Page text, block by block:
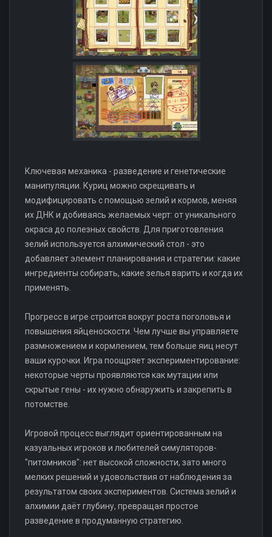
Ключевая механика - разведение и генетические
манипуляции. Куриц можно скрещивать и
модифицировать с помощью зелий и кормов, меняя
их ДНК и добиваясь желаемых черт: от уникального
окраса до полезных свойств. Для приготовления
зелий используется алхимический стол - это
добавляет элемент планирования и стратегии: какие
ингредиенты собирать, какие зелья варить и когда их
применять.
Прогресс в игре строится вокруг роста поголовья и
повышения яйценоскости. Чем лучше вы управляете
размножением и кормлением, тем больше яиц несут
ваши курочки. Игра поощряет экспериментирование:
некоторые черты проявляются как мутации или
скрытые гены - их нужно обнаружить и закрепить в
потомстве.
Игровой процесс выглядит ориентированным на
казуальных игроков и любителей симуляторов-
"питомников": нет высокой сложности, зато много
мелких решений и удовольствия от наблюдения за
результатом своих экспериментов. Система зелий и
алхимии даёт глубину, превращая простое
разведение в продуманную стратегию.